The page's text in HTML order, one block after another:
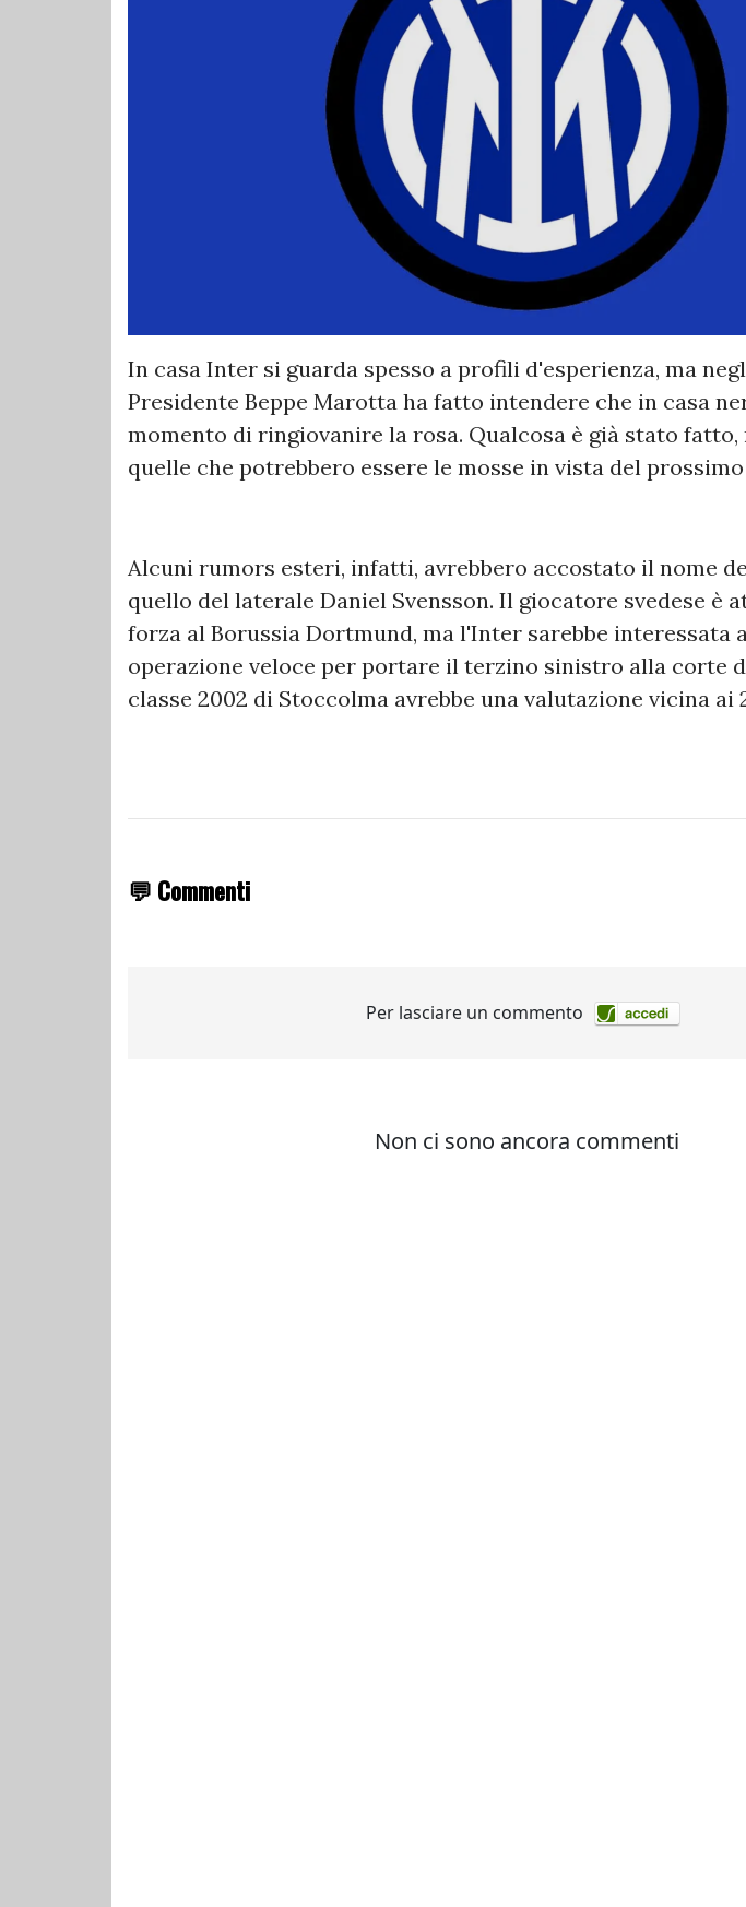
In casa Inter si guarda spesso a profili d'esperienza, ma
Presidente Beppe Marotta ha fatto intendere che in casa
momento di ringiovanire la rosa. Qualcosa è già stato fatto,
quelle che potrebbero essere le mosse in vista del
Alcuni rumors esteri, infatti, avrebbero accostato il nome
quello del laterale Daniel Svensson. Il giocatore svedese è
forza al Borussia Dortmund, ma l'Inter sarebbe interessata
operazione veloce per portare il terzino sinistro alla corte
classe 2002 di Stoccolma avrebbe una valutazione vicina ai
💬 Commenti